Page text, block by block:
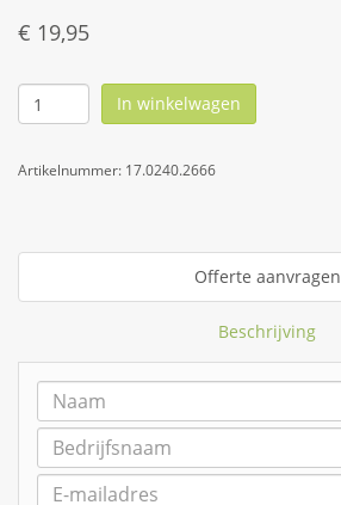
€ 19,95
In winkelwagen
Artikelnummer: 17.0240.2666
Offerte aanvragen
Beschrijving